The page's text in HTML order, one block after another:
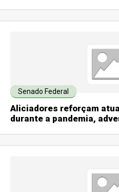
Senado Federal
Aliciadores reforçam
durante a pandemia,